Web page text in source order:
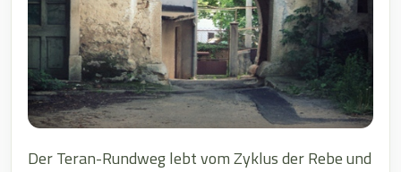
Der Teran-Rundweg lebt vom Zyklus der Rebe und